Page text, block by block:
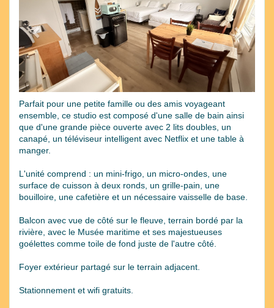
Parfait pour une petite famille ou des amis voyageant
ensemble, ce studio est composé d'une salle de bain ainsi
que d'une grande pièce ouverte avec 2 lits doubles, un
canapé, un téléviseur intelligent avec Netflix et une table à
manger.
L'unité comprend : un mini-frigo, un micro-ondes, une
surface de cuisson à deux ronds, un grille-pain, une
bouilloire, une cafetière et un nécessaire vaisselle de base.
Balcon avec vue de côté sur le fleuve, terrain bordé par la
rivière, avec le Musée maritime et ses majestueuses
goélettes comme toile de fond juste de l'autre côté.
Foyer extérieur partagé sur le terrain adjacent.
Stationnement et wifi gratuits.